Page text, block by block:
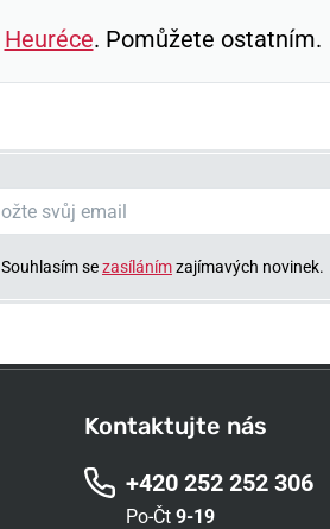
Heuréce. Pomůžete ostatním.
Souhlasím sezasílánímzajímavých novinek.
Kontaktujte nás
+420 252 252 306
Po-Čt 9-19